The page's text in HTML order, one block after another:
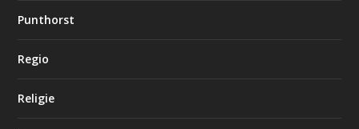
Punthorst
Regio
Religie